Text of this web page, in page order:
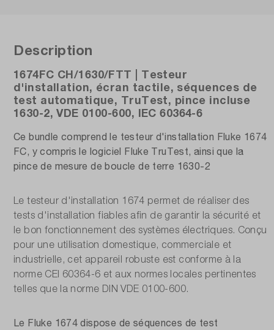
Description
1674FC CH/1630/FTT | Testeur
d'installation, écran tactile, séquences de
test automatique, TruTest, pince incluse
1630-2, VDE 0100-600, IEC 60364-6
Ce bundle comprend le testeur d'installation Fluke 1674
FC, y compris le logiciel Fluke TruTest, ainsi que la
pince de mesure de boucle de terre 1630-2
Le testeur d'installation 1674 permet de réaliser des
tests d'installation fiables afin de garantir la sécurité et
le bon fonctionnement des systèmes électriques. Conçu
pour une utilisation domestique, commerciale et
industrielle, cet appareil robuste est conforme à la
norme CEI 60364-6 et aux normes locales pertinentes
telles que la norme DIN VDE 0100-600.
Le Fluke 1674 dispose de séquences de test